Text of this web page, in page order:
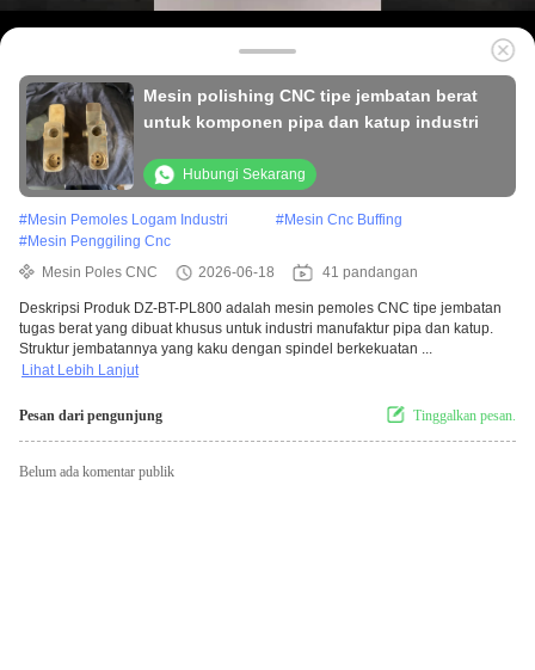
Mesin polishing CNC tipe jembatan berat
untuk komponen pipa dan katup industri
Hubungi Sekarang
#Mesin Pemoles Logam Industri #Mesin Cnc Buffing
#Mesin Penggiling Cnc
Mesin Poles CNC
2026-06-18 41 pandangan
Deskripsi Produk DZ-BT-PL800 adalah mesin pemoles CNC tipe jembatan
tugas berat yang dibuat khusus untuk industri manufaktur pipa dan katup.
Struktur jembatannya yang kaku dengan spindel berkekuatan ...
Lihat Lebih Lanjut
Pesan dari pengunjung Tinggalkan pesan.
Belum ada komentar publik